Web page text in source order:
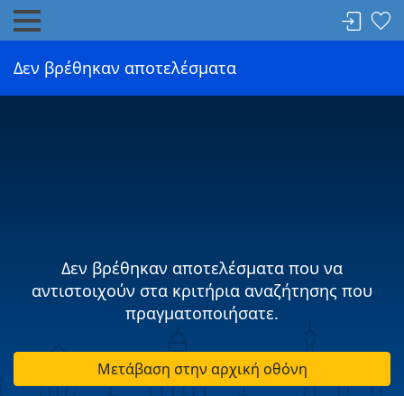
Δεν βρέθηκαν αποτελέσματα
Δεν βρέθηκαν αποτελέσματα που να
αντιστοιχούν στα κριτήρια αναζήτησης που
πραγματοποιήσατε.
Μετάβαση στην αρχική οθόνη